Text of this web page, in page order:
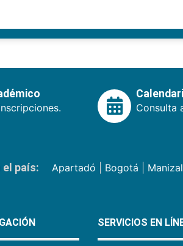
Consulta
país: Apartadó Bogotá
SERVICIOS EN